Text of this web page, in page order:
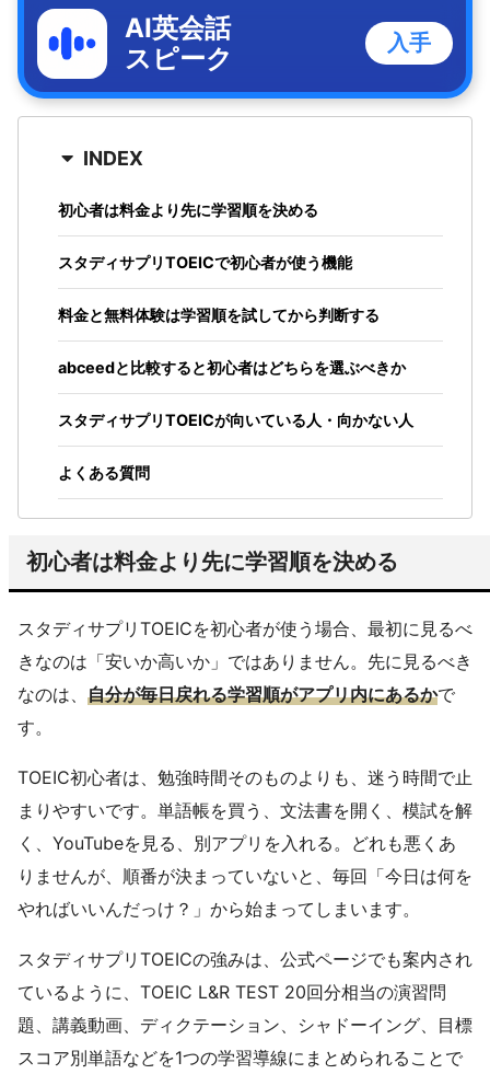
AI英会話
スピーク
入手
INDEX
初心者は料金より先に学習順を決める
スタディサプリTOEICで初心者が使う機能
料金と無料体験は学習順を試してから判断する
abceedと比較すると初心者はどちらを選ぶべきか
スタディサプリTOEICが向いている人・向かない人
よくある質問
初心者は料金より先に学習順を決める
スタディサプリTOEICを初心者が使う場合、最初に見るべ
きなのは「安いか高いか」ではありません。先に見るべき
なのは、 自分が毎日戻れる学習順がアプリ内にあるかで
す。
TOEIC初心者は、勉強時間そのものよりも、迷う時間で止
まりやすいです。単語帳を買う、文法書を開く、模試を解
く、YouTubeを見る、別アプリを入れる。どれも悪くあ
りませんが、順番が決まっていないと、毎回「今日は何を
やればいいんだっけ？」から始まってしまいます。
スタディサプリTOEICの強みは、公式ページでも案内され
ているように、TOEIC L&R TEST 20回分相当の演習問
題、講義動画、ディクテーション、シャドーイング、目標
スコア別単語などを1つの学習導線にまとめられることで